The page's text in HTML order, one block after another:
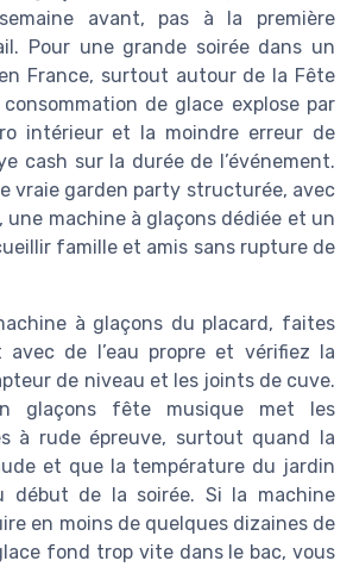
avant, pas à la première
Pour une grande soirée dans un
France, surtout autour de la Fête
de glace explose par
intérieur et la moindre erreur de
cash sur la durée de l’événement.
vraie garden party structurée, avec
une machine à glaçons dédiée et un
famille et amis sans rupture de
à glaçons du placard, faites
avec de l’eau propre et vérifiez la
de niveau et les joints de cuve.
glaçons fête musique met les
à rude épreuve, surtout quand la
et que la température du jardin
début de la soirée. Si la machine
en moins de quelques dizaines de
fond trop vite dans le bac, vous